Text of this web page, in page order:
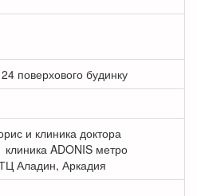
поверхового будинку
и клиника доктора
клиника ADONIS метро
Аладин, Аркадия